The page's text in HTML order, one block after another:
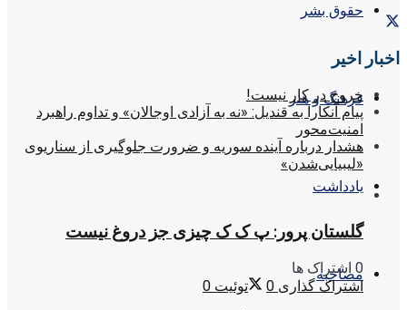
حقوق بشر
فرهنگ و هنر
یادداشت
مصاحبه
اخبار اخیر
خروج در کار نیست!
پیام آنکارا به قندیل: «نه به آزادی اوجالان» و تداوم راهبرد
امنیت‌محور
هشدار درباره آینده سوریه و ضرورت جلوگیری از سناریوی
«لیبیایی‌شدن»
گلستان پرور: پ ک ک چیزی جز دروغ نیست
0 اشتراک ها
اشتراک گذاری 0 توئیت 0